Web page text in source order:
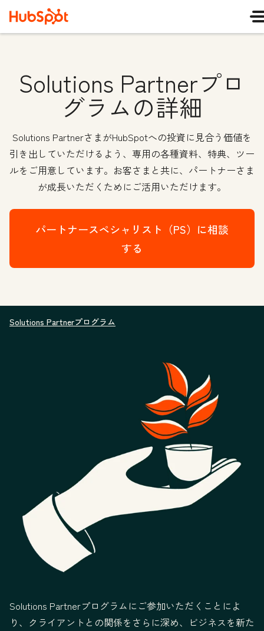
Solutions Partnerプロ
グラムの詳細
Solutions PartnerさまがHubSpotへの投資に見合う価値を
引き出していただけるよう、専用の各種資料、特典、ツー
ルをご用意しています。お客さまと共に、パートナーさま
が成長いただくためにご活用いただけます。
パートナースペシャリスト（PS）に相談
する
Solutions Partnerプログラム
Solutions Partnerプログラムにご参加いただくことによ
り、クライアントとの関係をさらに深め、ビジネスを新た